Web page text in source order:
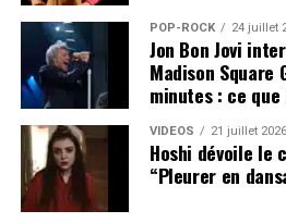
POP-ROCK 24 juillet
Jon Bon Jovi
Madison Square
minutes : ce
VIDEOS 21 juillet 2026
Hoshi dévoile le
“Pleurer en